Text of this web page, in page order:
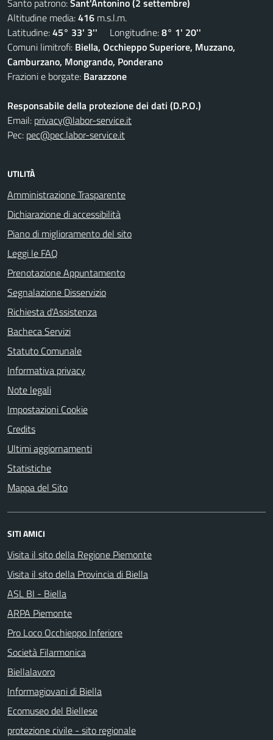
Santo patrono:Sant'Antonino (2 settembre)
Altitudine media:416 m.s.l.m.
Latitudine:45° 33' 3'' Longitudine:8° 1' 20''
Comuni limitrofi: Biella, Occhieppo Superiore, Muzzano,
Camburzano, Mongrando, Ponderano
Frazioni e borgate: Barazzone
Responsabile della protezione dei dati (D.P.O.)
Email: privacy@labor-service.it
Pec: pec@pec.labor-service.it
UTILITÀ
Amministrazione Trasparente
Dichiarazione di accessibilità
Piano di miglioramento del sito
Leggi le FAQ
Prenotazione Appuntamento
Segnalazione Disservizio
Richiesta d'Assistenza
Bacheca Servizi
Statuto Comunale
Informativa privacy
Note legali
Impostazioni Cookie
Credits
Ultimi aggiornamenti
Statistiche
Mappa del Sito
SITI AMICI
Visita il sito della Regione Piemonte
Visita il sito della Provincia di Biella
ASL BI - Biella
ARPA Piemonte
Pro Loco Occhieppo Inferiore
Società Filarmonica
Biellalavoro
Informagiovani di Biella
Ecomuseo del Biellese
protezione civile - sito regionale